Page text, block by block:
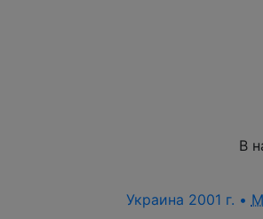
В
Украина 2001 г. •